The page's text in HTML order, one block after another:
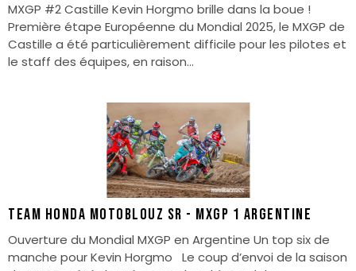
MXGP #2 Castille Kevin Horgmo brille dans la boue !
Première étape Européenne du Mondial 2025, le MXGP de
Castille a été particulièrement difficile pour les pilotes et
le staff des équipes, en raison...
TEAM HONDA MOTOBLOUZ SR - MXGP 1 ARGENTINE
Ouverture du Mondial MXGP en Argentine Un top six de
manche pour Kevin Horgmo Le coup d’envoi de la saison